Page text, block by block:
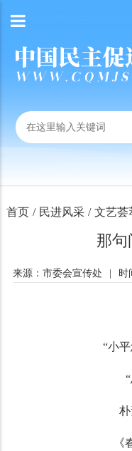
首页 / 民进风采 / 文艺荟
那句
来源：市委会宣传处 时
“小